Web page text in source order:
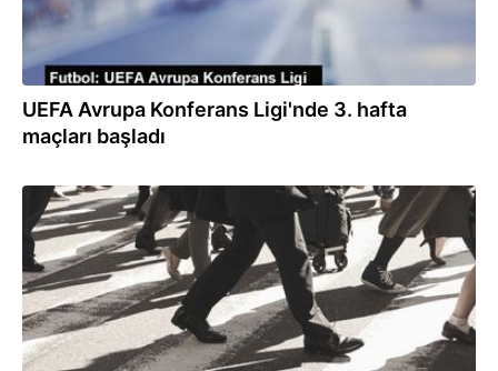
UEFA Avrupa Konferans Ligi'nde 3. hafta
maçları başladı
10.10.2023